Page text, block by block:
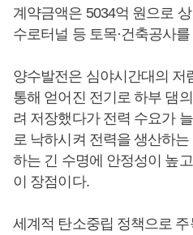
계약금액은 5034억 원으로
수로터널 등 토목·건축공사
양수발전은 심야시간대의 저
통해 얻어진 전기로 하부 댐
려 저장했다가 전력 수요가
로 낙하시켜 전력을 생산하
하는 긴 수명에 안정성이 높
이 장점이다.
세계적 탄소중립 정책으로